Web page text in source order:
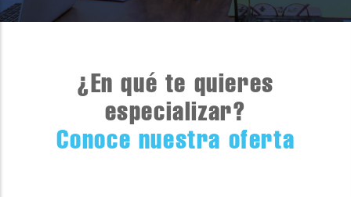
¿En qué te quieres
especializar?
Conoce nuestra oferta